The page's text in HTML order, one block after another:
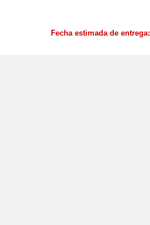
Fecha estimada de entrega: